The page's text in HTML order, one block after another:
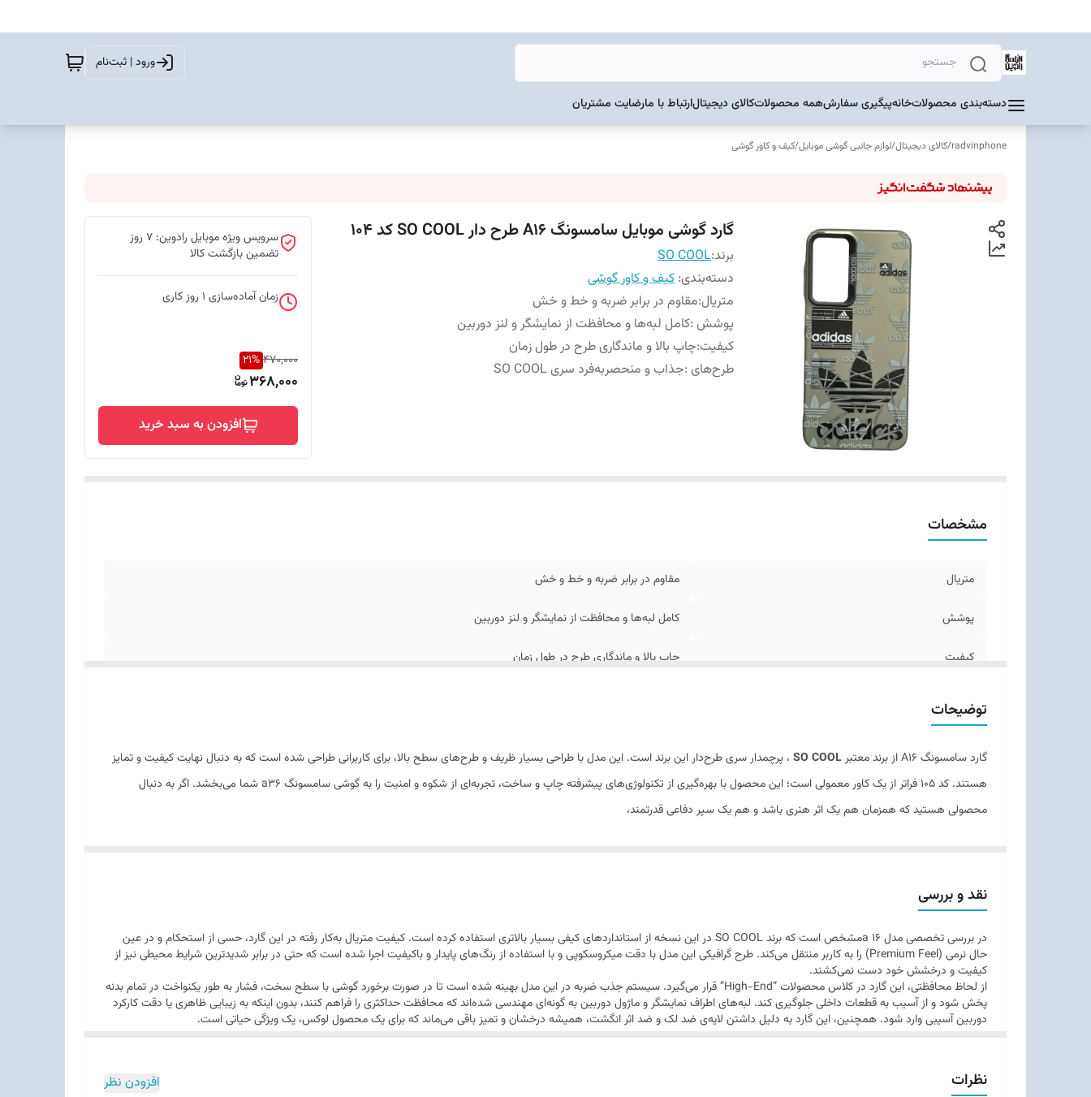
ورود | ثبت‌نام
دسته‌بندی محصولاتخانهپیگیری سفارشهمه محصولاتکالای دیجیتالارتباط با مارضایت مشتریان
radvinphone
/کالای دیجیتال/لوازم جانبی گوشی موبایل/کیف و کاور گوشی
گارد گوشی موبایل سامسونگ A16 طرح دار SO COOL کد 104
برند:SO COOL
دسته‌بندی: کیف و کاور گوشی
متریال:مقاوم در برابر ضربه و خط و خش
پوشش :کامل لبه‌ها و محافظت از نمایشگر و لنز دوربین
کیفیت:چاپ بالا و ماندگاری طرح در طول زمان
طرح‌های :جذاب و منحصربه‌فرد سری SO COOL
سرویس ویژه موبایل رادوین: 7 روز
تضمین بازگشت کالا
زمان آماده‌سازی 1 روز کاری
470,000
21%
368,000
افزودن به سبد خرید
مشخصات
متریال مقاوم در برابر ضربه و خط و خش
پوشش کامل لبه‌ها و محافظت از نمایشگر و لنز دوربین
کیفیت چاپ بالا و ماندگاری طرح در طول زمان
توضیحات
گارد سامسونگ A16 از برند معتبر SO COOL ، پرچمدار سری طرح‌دار این برند است. این مدل با طراحی بسیار ظریف و طرح‌های سطح بالا، برای کاربرانی طراحی شده است که به دنبال نهایت کیفیت و تمایز
هستند. کد 105 فراتر از یک کاور معمولی است؛ این محصول با بهره‌گیری از تکنولوژی‌های پیشرفته چاپ و ساخت، تجربه‌ای از شکوه و امنیت را به گوشی سامسونگ a36 شما می‌بخشد. اگر به دنبال
محصولی هستید که همزمان هم یک اثر هنری باشد و هم یک سپر دفاعی قدرتمند،
نقد و بررسی
در بررسی تخصصی مدل a 16مشخص است که برند SO COOL در این نسخه از استانداردهای کیفی بسیار بالاتری استفاده کرده است. کیفیت متریال به‌کار رفته در این گارد، حسی از استحکام و در عین
حال نرمی (Premium Feel) را به کاربر منتقل می‌کند. طرح گرافیکی این مدل با دقت میکروسکوپی و با استفاده از رنگ‌های پایدار و باکیفیت اجرا شده است که حتی در برابر شدیدترین شرایط محیطی نیز از
کیفیت و درخشش خود دست نمی‌کشند.
از لحاظ محافظتی، این گارد در کلاس محصولات “High-End” قرار می‌گیرد. سیستم جذب ضربه در این مدل بهینه شده است تا در صورت برخورد گوشی با سطح سخت، فشار به طور یکنواخت در تمام بدنه
پخش شود و از آسیب به قطعات داخلی جلوگیری کند. لبه‌های اطراف نمایشگر و ماژول دوربین به گونه‌ای مهندسی شده‌اند که محافظت حداکثری را فراهم کنند، بدون اینکه به زیبایی ظاهری یا دقت کارکرد
دوربین آسیبی وارد شود. همچنین، این گارد به دلیل داشتن لایه‌ی ضد لک و ضد اثر انگشت، همیشه درخشان و تمیز باقی می‌ماند که برای یک محصول لوکس، یک ویژگی حیاتی است.
نظرات افزودن نظر